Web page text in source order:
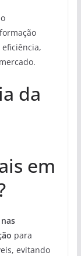
da
em
nas
para
evitando